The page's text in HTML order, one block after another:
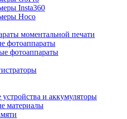
Insta360
Hoco
моментальной печати
фотоаппараты
фотоаппараты
устройства и аккумуляторы
материалы